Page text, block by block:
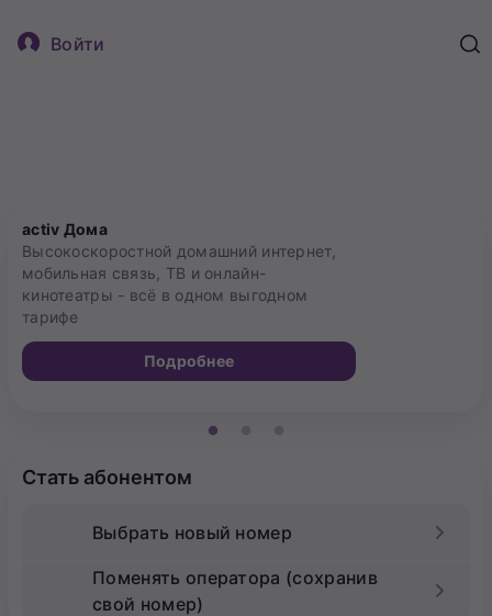
Войти
activ Дома
Высокоскоростной домашний интернет,
мобильная связь, ТВ и онлайн-
кинотеатры - всё в одном выгодном
тарифе
Подробнее
Стать абонентом
Выбрать новый номер
Поменять оператора (сохранив
свой номер)